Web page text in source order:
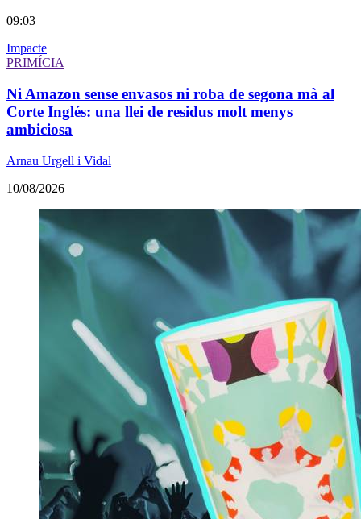
09:03
Impacte
PRIMÍCIA
Ni Amazon sense envasos ni roba de segona mà al
Corte Inglés: una llei de residus molt menys
ambiciosa
Arnau Urgell i Vidal
10/08/2026